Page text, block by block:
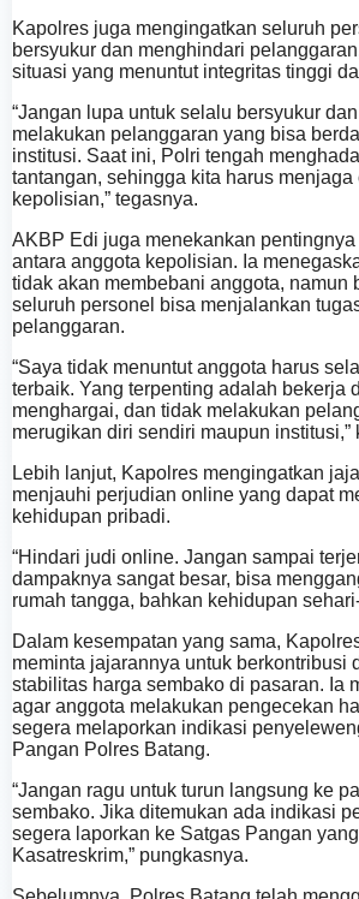
Kapolres juga mengingatkan seluruh
bersyukur dan menghindari
situasi yang menuntut integritas tinggi
“Jangan lupa untuk selalu bersyukur
melakukan pelanggaran yang bisa
institusi. Saat ini, Polri tengah
tantangan, sehingga kita harus menjaga
kepolisian,” tegasnya.
AKBP Edi juga menekankan
antara anggota kepolisian. Ia
tidak akan membebani anggota, namun
seluruh personel bisa menjalankan
pelanggaran.
“Saya tidak menuntut anggota harus
terbaik. Yang terpenting adalah bekerja
menghargai, dan tidak melakukan
merugikan diri sendiri maupun institusi,”
Lebih lanjut, Kapolres mengingatkan
menjauhi perjudian online yang dapat
kehidupan pribadi.
“Hindari judi online. Jangan sampai
dampaknya sangat besar, bisa
rumah tangga, bahkan kehidupan
Dalam kesempatan yang sama,
meminta jajarannya untuk berkontribusi
stabilitas harga sembako di pasaran. Ia
agar anggota melakukan pengecekan
segera melaporkan indikasi
Pangan Polres Batang.
“Jangan ragu untuk turun langsung ke
sembako. Jika ditemukan ada indikasi
segera laporkan ke Satgas Pangan
Kasatreskrim,” pungkasnya.